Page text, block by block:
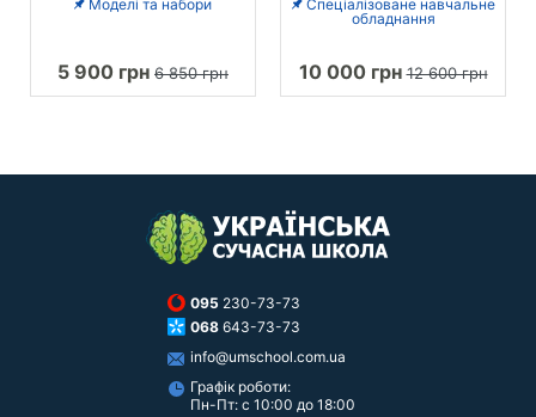
Моделі та набори
5 900 грн 6 850 грн
Спеціалізоване навчальне
обладнання
10 000 грн12 600 грн
095 230-73-73
068 643-73-73
info@umschool.com.ua
Графік роботи:
Пн-Пт: с 10:00 до 18:00